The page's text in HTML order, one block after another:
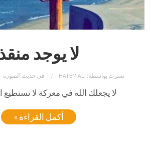
لا يوجد
نشرت بواسطة: HATEM ALI في حديث الصورة
لا يجعلك الله في معركة لا
أكمل القراءة »